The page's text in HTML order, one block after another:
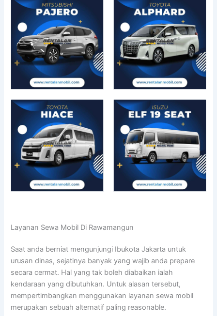
Layanan Sewa Mobil Di Rawamangun
Saat anda berniat mengunjungi Ibukota Jakarta untuk
urusan dinas, sejatinya banyak yang wajib anda prepare
secara cermat. Hal yang tak boleh diabaikan ialah
kendaraan yang dibutuhkan. Untuk alasan tersebut,
mempertimbangkan menggunakan layanan sewa mobil
merupakan sebuah alternatif paling reasonable.